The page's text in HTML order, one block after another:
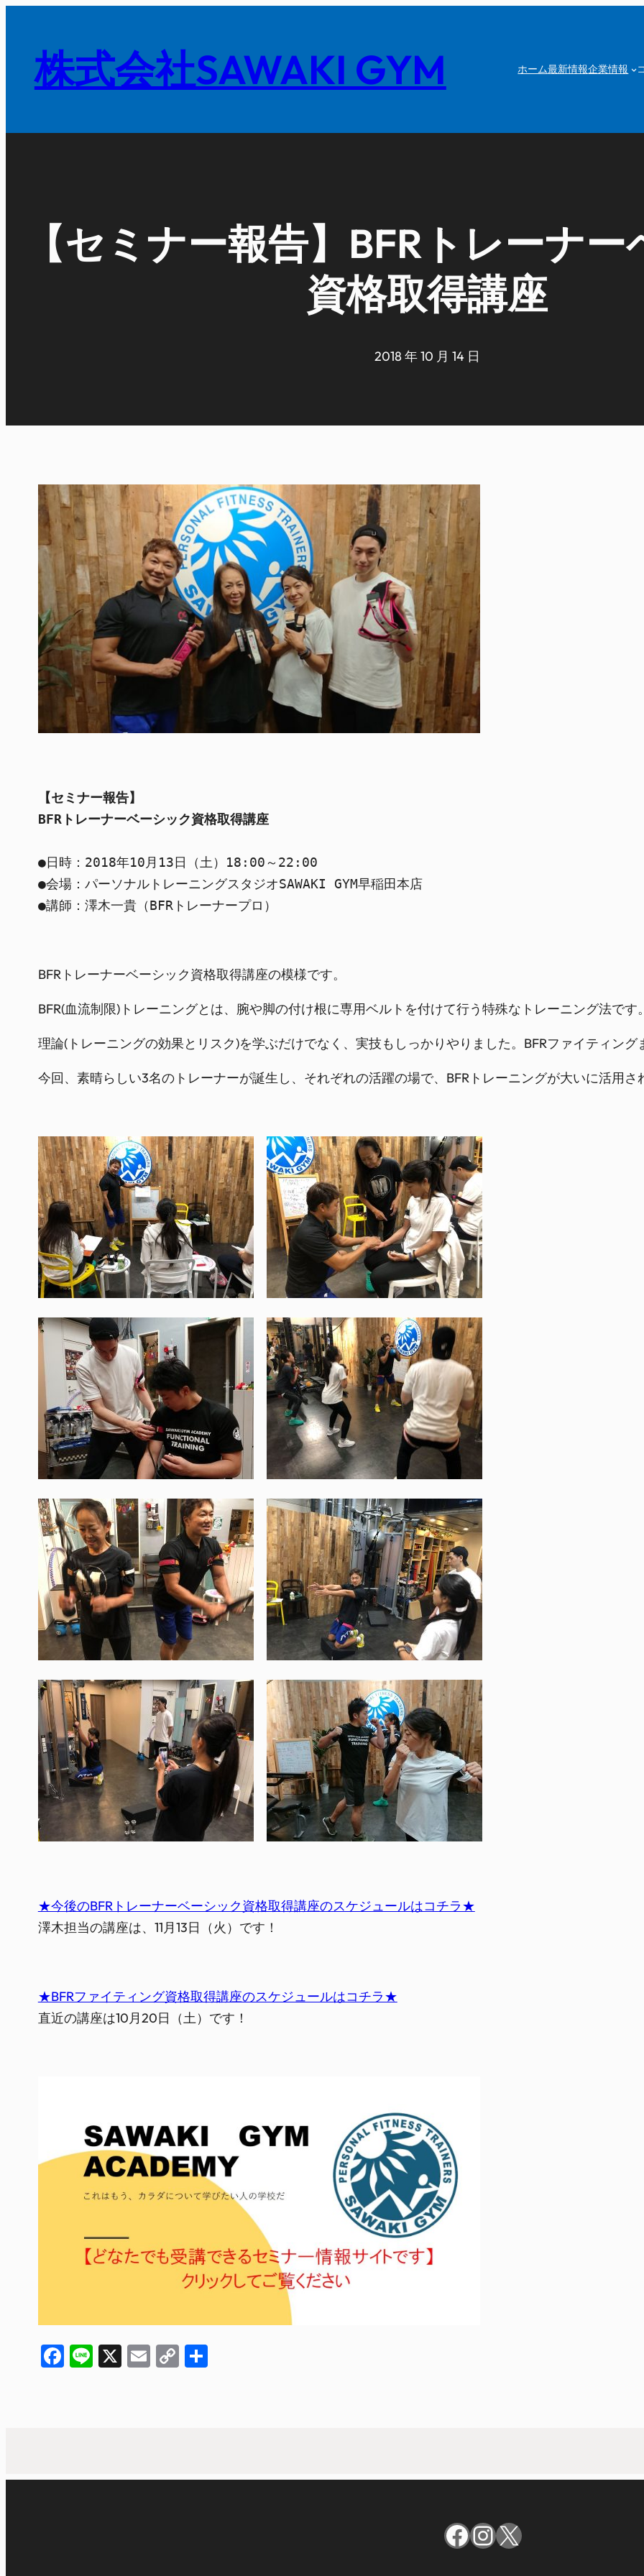
株式会社SAWAKI GYM ホーム最新情報企業情報
【セミナー報告】BFRトレーナ
資格取得講座
2018 年 10 月 14 日
【セミナー報告】
BFRトレーナーベーシック資格取得講座
●日時：2018年10月13日（土）18:00～22:00
●会場：パーソナルトレーニングスタジオSAWAKI GYM早稲田本店
●講師：澤木一貴（BFRトレーナープロ）
BFRトレーナーベーシック資格取得講座の模様です。
BFR(血流制限)トレーニングとは、腕や脚の付け根に専用ベルトを付けて行う特殊なトレーニング法です。
理論(トレーニングの効果とリスク)を学ぶだけでなく、実技もしっかりやりました。BFRファイティング
今回、素晴らしい3名のトレーナーが誕生し、それぞれの活躍の場で、BFRトレーニングが大いに活用さ
★今後のBFRトレーナーベーシック資格取得講座のスケジュールはコチラ★
澤木担当の講座は、11月13日（火）です！
★BFRファイティング資格取得講座のスケジュールはコチラ★
直近の講座は10月20日（土）です！
Facebook
Line
X Email
Copy
共
Facebook
Instagram
X